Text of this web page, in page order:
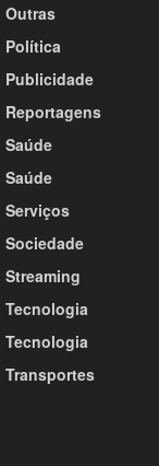
Outras
Política
Publicidade
Reportagens
Saúde
Saúde
Serviços
Sociedade
Streaming
Tecnologia
Tecnologia
Transportes